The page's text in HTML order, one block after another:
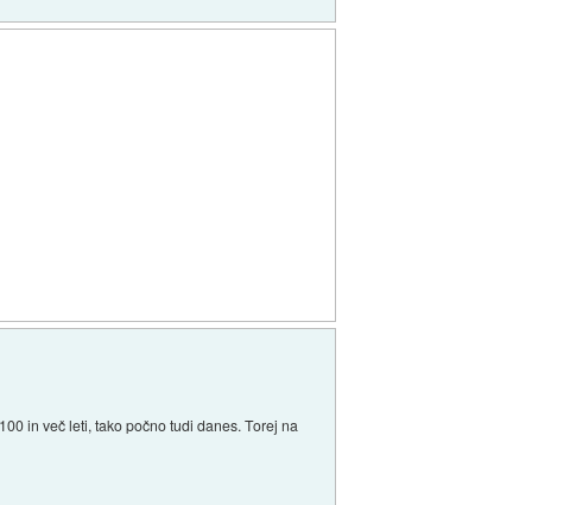
in več leti, tako počno tudi danes. Torej na